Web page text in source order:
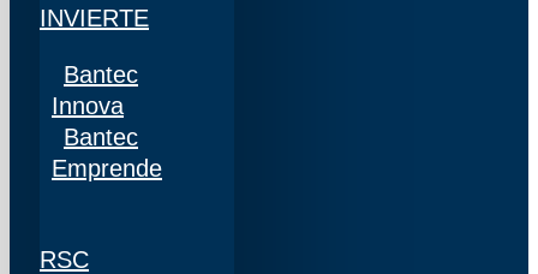
INVIERTE
Bantec
Innova
Bantec
Emprende
RSC